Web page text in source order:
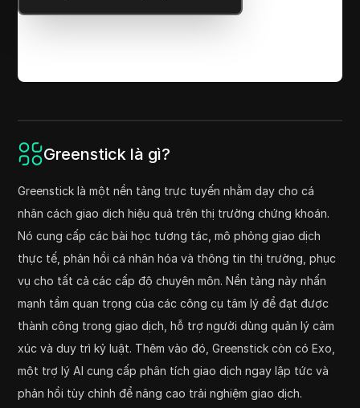
Greenstick là gì?
Greenstick là một nền tảng trực tuyến nhằm dạy cho cá
nhân cách giao dịch hiệu quả trên thị trường chứng khoán.
Nó cung cấp các bài học tương tác, mô phỏng giao dịch
thực tế, phản hồi cá nhân hóa và thông tin thị trường, phục
vụ cho tất cả các cấp độ chuyên môn. Nền tảng này nhấn
mạnh tầm quan trọng của các công cụ tâm lý để đạt được
thành công trong giao dịch, hỗ trợ người dùng quản lý cảm
xúc và duy trì kỷ luật. Thêm vào đó, Greenstick còn có Exo,
một trợ lý AI cung cấp phân tích giao dịch ngay lập tức và
phản hồi tùy chỉnh để nâng cao trải nghiệm giao dịch.